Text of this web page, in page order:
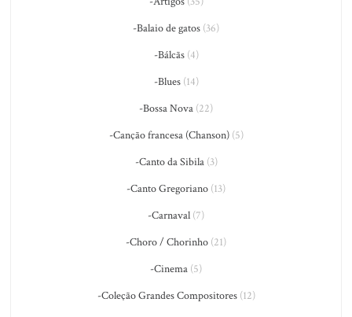
-Balaio de gatos (36)
-Bálcãs(4)
-Blues(14)
-Bossa Nova (22)
-Canção francesa (Chanson)(5)
-Canto da Sibila(3)
-Canto Gregoriano (13)
-Carnaval (7)
-Choro / Chorinho (21)
-Cinema (5)
-Coleção Grandes Compositores(12)